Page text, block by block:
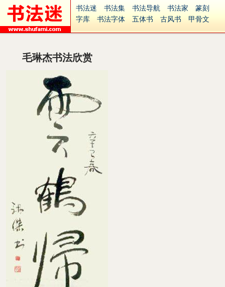
书法迷 书法集 书法导航 书法家
篆刻
字库
书法字体 五体书 古风书
甲骨文
集字
古籍
Ai矢量
安全网站
毛琳杰书法欣赏